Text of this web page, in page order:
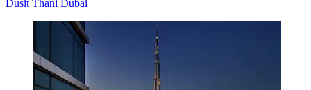
Dusit Thani Dubai